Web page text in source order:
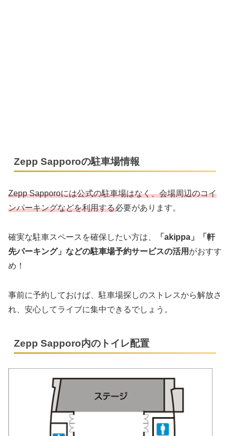
Zepp Sapporoの駐車場情報
Zepp Sapporoには公式の駐車場はなく、会場周辺のコイ
ンパーキングなどを利用する必要があります。
確実な駐車スペースを確保したい方は、
「akippa」「軒
先パーキング」などの駐車場予約サービスの活用 がおすす
め！
事前に予約しておけば、駐車場探しのストレスから解放さ
れ、安心してライブに集中できるでしょう。
Zepp Sapporo内のトイレ配置